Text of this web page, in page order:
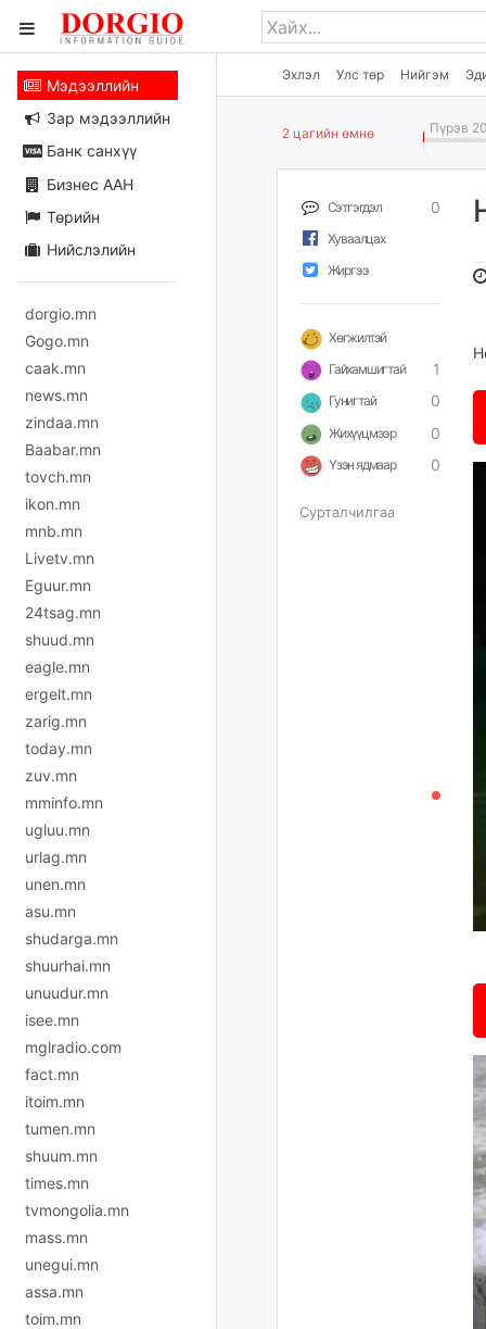
Эхлэл Улс төр Нийгэм
Мэдээллийн
Зар мэдээллийн
Банк санхүү
Бизнес ААН
Төрийн
Нийслэлийн
dorgio.mn
Gogo.mn
caak.mn
news.mn
zindaa.mn
Baabar.mn
tovch.mn
ikon.mn
mnb.mn
Livetv.mn
Eguur.mn
24tsag.mn
shuud.mn
eagle.mn
ergelt.mn
zarig.mn
today.mn
zuv.mn
mminfo.mn
ugluu.mn
urlag.mn
unen.mn
asu.mn
shudarga.mn
shuurhai.mn
unuudur.mn
isee.mn
mglradio.com
fact.mn
itoim.mn
tumen.mn
shuum.mn
times.mn
tvmongolia.mn
mass.mn
unegui.mn
assa.mn
toim.mn
2 цагийн өмнө Пүрэв
Сэтгэгдэл 0
Хуваалцах
Жиргээ
Хөгжилтэй
Гайхамшигтай
1
Гунигтай 0
Жихүүцмээр 0
Үзэн ядмаар 0
Сурталчилгаа